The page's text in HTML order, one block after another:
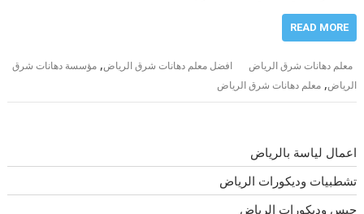
READ MORE
معلم دهانات شرق الرياض افضل معلم دهانات شرق الرياض,مؤسسة دهانات شرق
الرياض,معلم دهانات شرق الرياض
اعمال لياسة بالرياض
تشطبيات وديكورات الرياض
جبس وديكورات الرياض